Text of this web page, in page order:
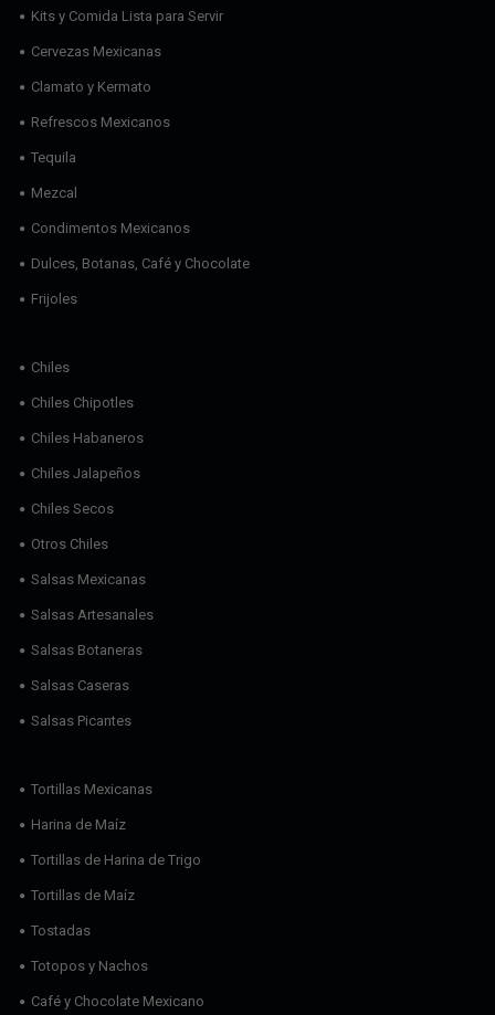
Kits y Comida Lista para Servir
Cervezas Mexicanas
Clamato y Kermato
Refrescos Mexicanos
Tequila
Mezcal
Condimentos Mexicanos
Dulces, Botanas, Café y Chocolate
Frijoles
Chiles
Chiles Chipotles
Chiles Habaneros
Chiles Jalapeños
Chiles Secos
Otros Chiles
Salsas Mexicanas
Salsas Artesanales
Salsas Botaneras
Salsas Caseras
Salsas Picantes
Tortillas Mexicanas
Harina de Maíz
Tortillas de Harina de Trigo
Tortillas de Maíz
Tostadas
Totopos y Nachos
Café y Chocolate Mexicano